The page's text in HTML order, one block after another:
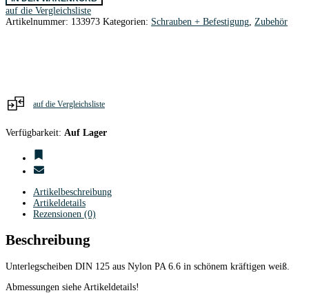
Nylon
M3
/
auf die Vergleichsliste
Artikelnummer: 133973 Kategorien: Schrauben + Befestigung Zubehör
auf die Vergleichsliste
Verfügbarkeit: Auf Lager
Artikelbeschreibung
Artikeldetails
Rezensionen (0)
Beschreibung
Unterlegscheiben DIN 125 aus Nylon PA 6.6 in schönem kräftigen weiß.
Abmessungen siehe Artikeldetails!